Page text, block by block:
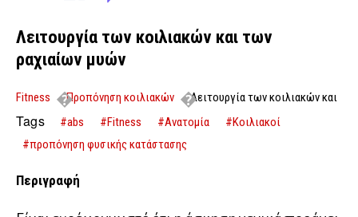
Λειτουργία των κοιλιακών και των
ραχιαίων μυών
Fitness Προπόνηση κοιλιακών
Λειτουργία των κοιλιακών και
των ραχιαίων μυών
Tags #abs #Fitness #Ανατομία
#Κοιλιακοί
#προπόνηση φυσικής κατάστασης
Περιγραφή